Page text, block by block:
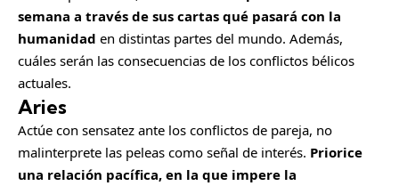
semana a través de sus cartas qué pasará con la
humanidad en distintas partes del mundo. Además,
cuáles serán las consecuencias de los conflictos bélicos
actuales.
Aries
Actúe con sensatez ante los conflictos de pareja, no
malinterprete las peleas como señal de interés. Priorice
una relación pacífica, en la que impere la